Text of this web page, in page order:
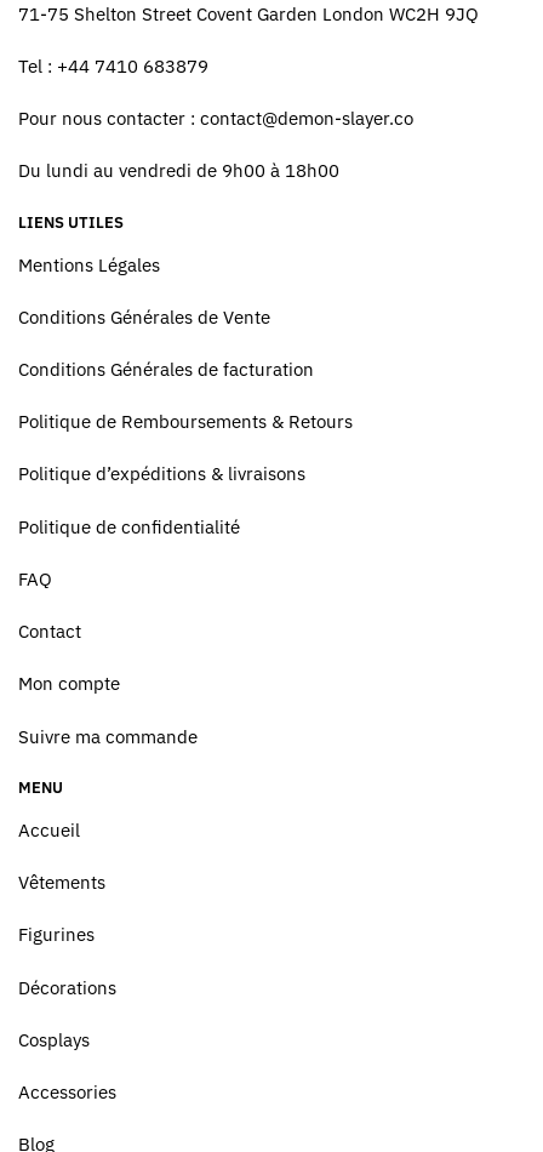
71-75 Shelton Street Covent Garden London WC2H 9JQ
Tel : +44 7410 683879
Pour nous contacter : contact@demon-slayer.co
Du lundi au vendredi de 9h00 à 18h00
LIENS UTILES
Mentions Légales
Conditions Générales de Vente
Conditions Générales de facturation
Politique de Remboursements & Retours
Politique d’expéditions & livraisons
Politique de confidentialité
FAQ
Contact
Mon compte
Suivre ma commande
MENU
Accueil
Vêtements
Figurines
Décorations
Cosplays
Accessories
Blog